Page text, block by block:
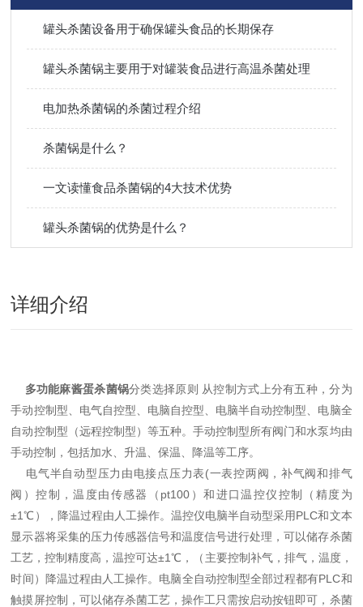
罐头杀菌设备用于确保罐头食品的长期保存
罐头杀菌锅主要用于对罐装食品进行高温杀菌处理
电加热杀菌锅的杀菌过程介绍
杀菌锅是什么？
一文读懂食品杀菌锅的4大技术优势
罐头杀菌锅的优势是什么？
详细介绍
多功能麻酱蛋杀菌锅分类选择原则 从控制方式上分有五种，分为
手动控制型、电气自控型、电脑自控型、电脑半自动控制型、电脑全
自动控制型（远程控制型）等五种。手动控制型所有阀门和水泵均由
手动控制，包括加水、升温、保温、降温等工序。
电气半自动型压力由电接点压力表(一表控两阀，补气阀和排气
阀）控制，温度由传感器（pt100）和进口温控仪控制（精度为
±1℃），降温过程由人工操作。温控仪电脑半自动型采用PLC和文本
显示器将采集的压力传感器信号和温度信号进行处理，可以储存杀菌
工艺，控制精度高，温控可达±1℃，（主要控制补气，排气，温度，
时间）降温过程由人工操作。电脑全自动控制型全部过程都有PLC和
触摸屏控制，可以储存杀菌工艺，操作工只需按启动按钮即可，杀菌